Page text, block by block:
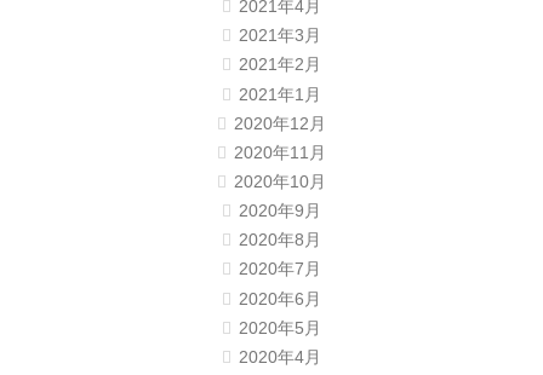
2021年4月
2021年3月
2021年2月
2021年1月
2020年12月
2020年11月
2020年10月
2020年9月
2020年8月
2020年7月
2020年6月
2020年5月
2020年4月